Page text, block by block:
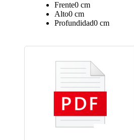
Frente0 cm
Alto0 cm
Profundidad0 cm